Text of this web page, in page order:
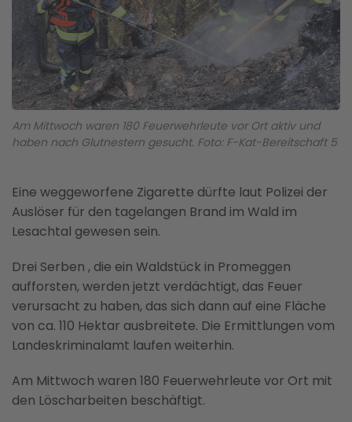
Am Mittwoch waren 180 Feuerwehrleute vor Ort aktiv und
haben nach Glutnestern gesucht. Foto: F-Kat-Bereitschaft 5
Eine weggeworfene Zigarette dürfte laut Polizei der
Auslöser für den tagelangen Brand im Wald im
Lesachtal gewesen sein.
Drei Serben , die ein Waldstück in Promeggen
aufforsten, werden jetzt verdächtigt, das Feuer
verursacht zu haben, das sich dann auf eine Fläche
von ca. 110 Hektar ausbreitete. Die Ermittlungen vom
Landeskriminalamt laufen weiterhin.
Am Mittwoch waren 180 Feuerwehrleute vor Ort mit
den Löscharbeiten beschäftigt.